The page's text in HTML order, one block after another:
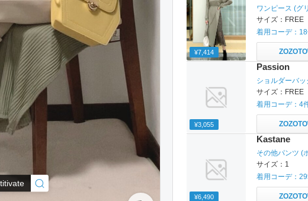
titivate
¥7,414
ワンピース (グ
サイズ： FREE
着用コーデ： 18
¥3,055
Passion
ショルダーバッ
サイズ： FREE
着用コーデ： 4
¥6,490
Kastane
その他パンツ (
サイズ： 1
着用コーデ：